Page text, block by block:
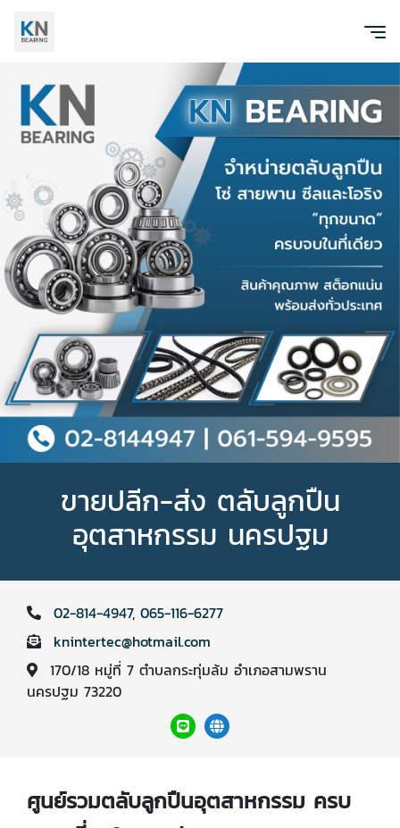
ขายปลีก-ส่ง ตลับลูกปืน
อุตสาหกรรม นครปฐม
02-814-4947, 065-116-6277
knintertec@hotmail.com
170/18 หมู่ที่ 7 ตำบลกระทุ่มล้ม อำเภอสามพราน
นครปฐม 73220
ศูนย์รวมตลับลูกปืนอุตสาหกรรม ครบ